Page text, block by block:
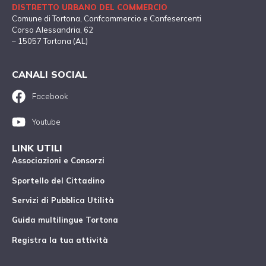
DISTRETTO URBANO DEL COMMERCIO
Comune di Tortona , Confcommercio e Confesercenti
Corso Alessandria, 62
– 15057 Tortona (AL)
CANALI SOCIAL
Facebook
Youtube
LINK UTILI
Associazioni e Consorzi
Sportello del Cittadino
Servizi di Pubblica Utilità
Guida multilingue Tortona
Registra la tua attività